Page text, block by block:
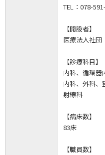
TEL：078-
【開設者】
医療法人社
【診療科目】
内科、循環器
内科、外科、
射線科
【病床数】
83床
【職員数】